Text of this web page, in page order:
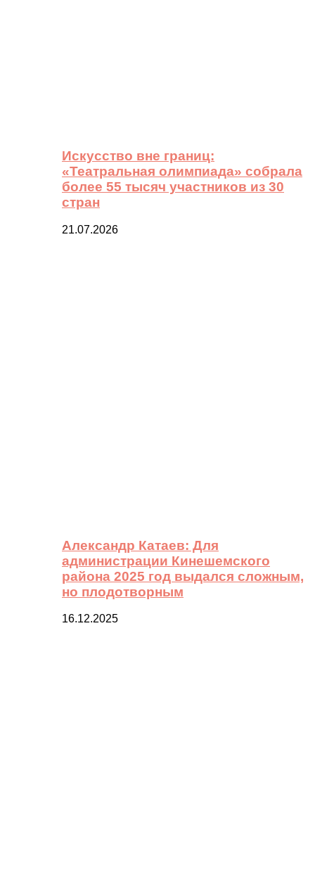
Искусство вне границ:
«Театральная олимпиада» собрала
более 55 тысяч участников из 30
стран
21.07.2026
Александр Катаев: Для
администрации Кинешемского
района 2025 год выдался сложным,
но плодотворным
16.12.2025